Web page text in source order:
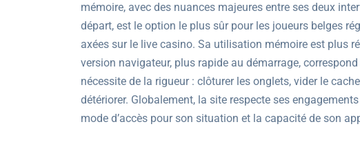
mémoire, avec des nuances majeures entre ses deux
départ, est le option le plus sûr pour les joueurs belges
axées sur le live casino. Sa utilisation mémoire est plus
version navigateur, plus rapide au démarrage,
nécessite de la rigueur : clôturer les onglets, vider le
détériorer. Globalement, la site respecte ses
mode d’accès pour son situation et la capacité de son